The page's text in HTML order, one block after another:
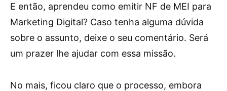
E então, aprendeu como emitir NF de MEI para
Marketing Digital? Caso tenha alguma dúvida
sobre o assunto, deixe o seu comentário. Será
um prazer lhe ajudar com essa missão.
No mais, ficou claro que o processo, embora